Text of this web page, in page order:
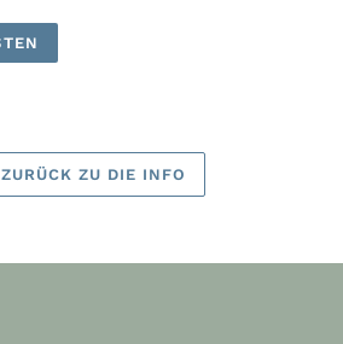
ZURÜCK ZU DIE INFO